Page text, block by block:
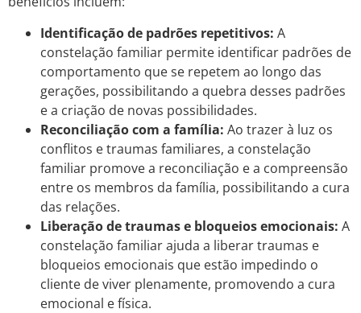
Identificação de padrões repetitivos: A
constelação familiar permite identificar padrões de
comportamento que se repetem ao longo das
gerações, possibilitando a quebra desses padrões
e a criação de novas possibilidades.
Reconciliação com a família: Ao trazer à luz os
conflitos e traumas familiares, a constelação
familiar promove a reconciliação e a compreensão
entre os membros da família, possibilitando a cura
das relações.
Liberação de traumas e bloqueios emocionais: A
constelação familiar ajuda a liberar traumas e
bloqueios emocionais que estão impedindo o
cliente de viver plenamente, promovendo a cura
emocional e física.